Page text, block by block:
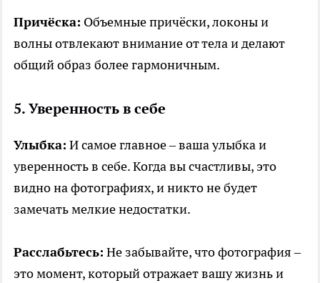
Причёска: Объемные причёски, локоны и
волны отвлекают внимание от тела и делают
общий образ более гармоничным.
5. Уверенность в себе
Улыбка: И самое главное – ваша улыбка и
уверенность в себе. Когда вы счастливы, это
видно на фотографиях, и никто не будет
замечать мелкие недостатки.
Расслабьтесь: Не забывайте, что фотография –
это момент, который отражает вашу жизнь и